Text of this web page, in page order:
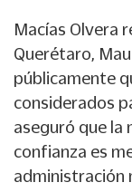
Macías Olvera
Querétaro,
públicamente
considerados
aseguró que la
confianza es
administración